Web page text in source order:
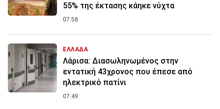
55% της έκτασης κάηκε νύχτα
07:58
ΕΛΛΑΔΑ
Λάρισα: Διασωληνωμένος στην
εντατική 43χρονος που έπεσε από
ηλεκτρικό πατίνι
07:49